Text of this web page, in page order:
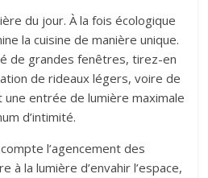
du jour. À la fois écologique
la cuisine de manière unique.
de grandes fenêtres, tirez-en
de rideaux légers, voire de
entrée de lumière maximale
d’intimité.
l’agencement des
à la lumière d’envahir l’espace,